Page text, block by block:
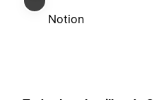
Notion